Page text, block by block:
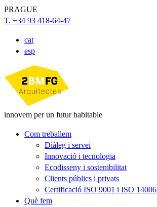
PRAGUE
T. +34 93 418-64-47
cat
esp
innovem per un futur habitable
Com treballem
Diàleg i servei
Innovació i tecnologia
Ecodisseny i sostenibilitat
Clients públics i privats
Certificació ISO 9001 i ISO 14006
Què fem